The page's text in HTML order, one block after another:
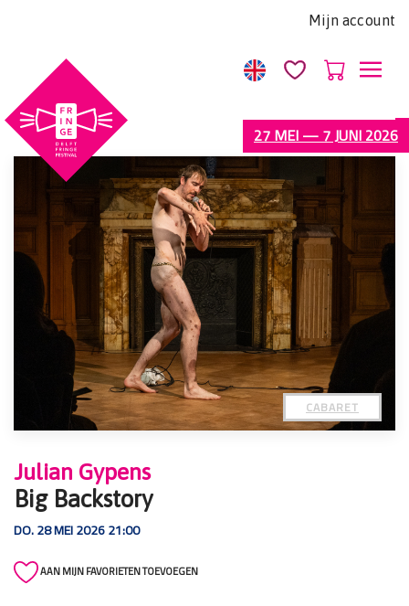
website
bevat
een
toegankelijkheidssysteem.
Mijn account
27 MEI — 7 JUNI 2026
CABARET
Julian Gypens
Big Backstory
DO. 28 MEI 2026 21:00
AAN MIJN FAVORIETEN TOEVOEGEN